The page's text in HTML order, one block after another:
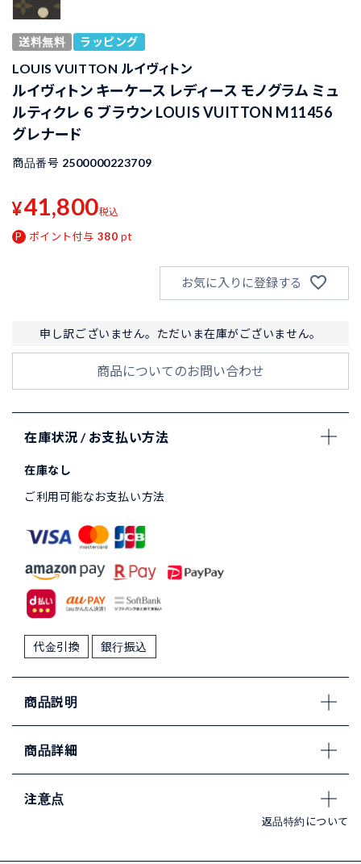
送料無料 ラッピング
LOUIS VUITTON ルイヴィトン
ルイヴィトン キーケース レディース モノグラム ミュ
ルティクレ ６ ブラウン LOUIS VUITTON M11456
グレナード
商品番号 2500000223709
¥41,800税込
ポイント付与 380 pt
お気に入りに登録する
申し訳ございません。ただいま在庫がございません。
商品についてのお問い合わせ
在庫状況 / お支払い方法
在庫なし
ご利用可能なお支払い方法
代金引換 銀行振込
商品説明
商品詳細
注意点
返品特約について